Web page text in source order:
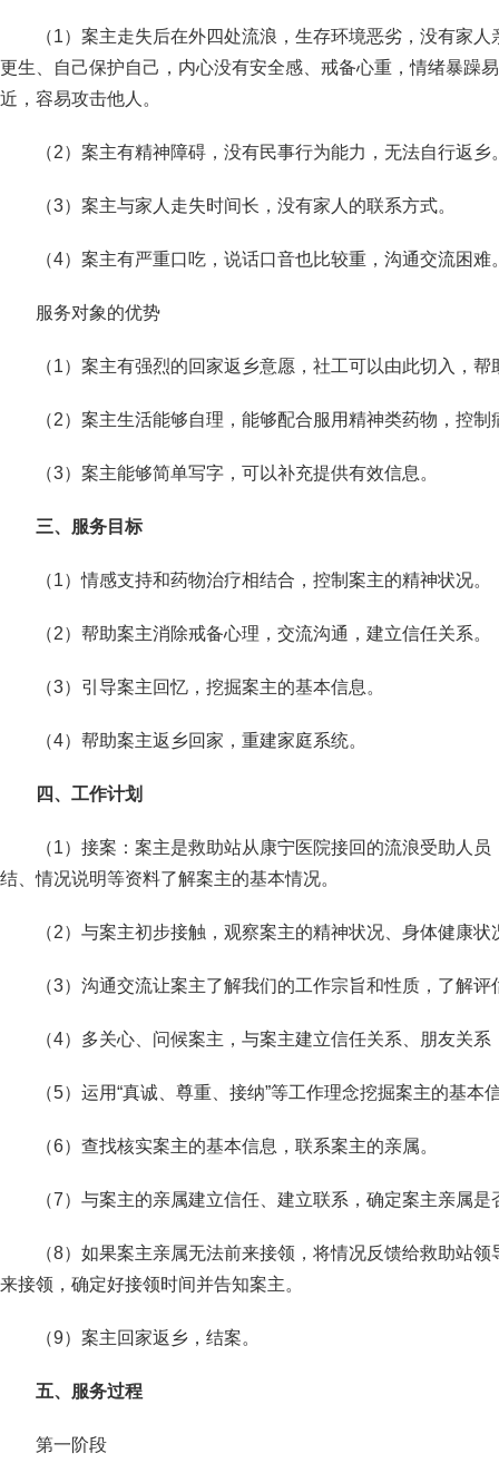
（1）案主走失后在外四处流浪，生存环境恶劣，没有家
更生、自己保护自己，内心没有安全感、戒备心重，情绪暴躁
近，容易攻击他人。
（2）案主有精神障碍，没有民事行为能力，无法自行返乡
（3）案主与家人走失时间长，没有家人的联系方式。
（4）案主有严重口吃，说话口音也比较重，沟通交流困难
服务对象的优势
（1）案主有强烈的回家返乡意愿，社工可以由此切入，帮
（2）案主生活能够自理，能够配合服用精神类药物，控制
（3）案主能够简单写字，可以补充提供有效信息。
三、服务目标
（1）情感支持和药物治疗相结合，控制案主的精神状况。
（2）帮助案主消除戒备心理，交流沟通，建立信任关系。
（3）引导案主回忆，挖掘案主的基本信息。
（4）帮助案主返乡回家，重建家庭系统。
四、工作计划
（1）接案：案主是救助站从康宁医院接回的流浪受助人
结、情况说明等资料了解案主的基本情况。
（2）与案主初步接触，观察案主的精神状况、身体健康
（3）沟通交流让案主了解我们的工作宗旨和性质，了解
（4）多关心、问候案主，与案主建立信任关系、朋友关
（5）运用“真诚、尊重、接纳”等工作理念挖掘案主的基本
（6）查找核实案主的基本信息，联系案主的亲属。
（7）与案主的亲属建立信任、建立联系，确定案主亲属是
（8）如果案主亲属无法前来接领，将情况反馈给救助站
来接领，确定好接领时间并告知案主。
（9）案主回家返乡，结案。
五、服务过程
第一阶段